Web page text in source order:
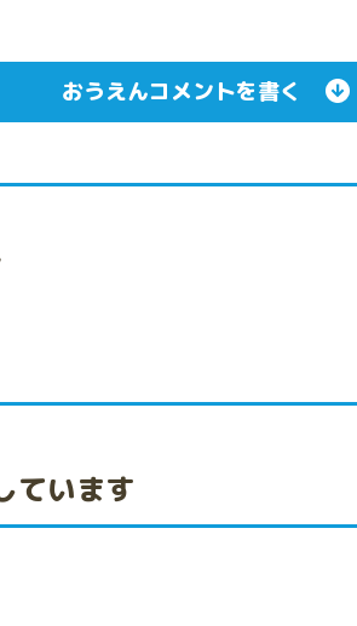
おうえんコメントを書く
ています